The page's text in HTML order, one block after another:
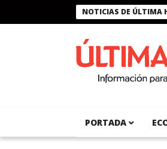
NOTICIAS DE ÚLTIMA
Presidente Bukele condecora
PORTADA